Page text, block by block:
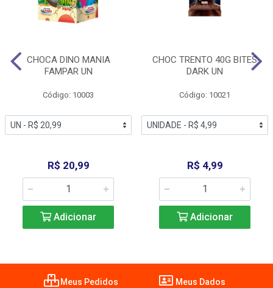
CHOCA DINO MANIA
FAMPAR UN
Código: 10003
R$ 20,99
Adicionar
CHOC TRENTO 40G BITES
DARK UN
Código: 10021
R$ 4,99
Adicionar
Meus Pedidos Meus Dados